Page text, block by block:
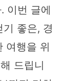
이번 글에
좋은, 경
여행을 위
드립니